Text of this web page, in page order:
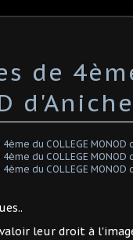
de
d'Aniche
leur droit à